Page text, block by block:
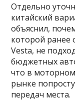
Отдельно
китайский
объяснил,
которой ранее
Vesta, не
бюджетных
что в моторном
рынке
передач места.